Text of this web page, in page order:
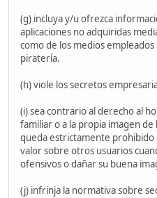
(g) incluya y/u ofrezca
aplicaciones no adquiridas
como de los medios
piratería.
(h) viole los secretos
(i) sea contrario al derecho al
familiar o a la propia imagen de
queda estrictamente prohibido
valor sobre otros usuarios
ofensivos o dañar su buena
(j) infrinja la normativa sobre